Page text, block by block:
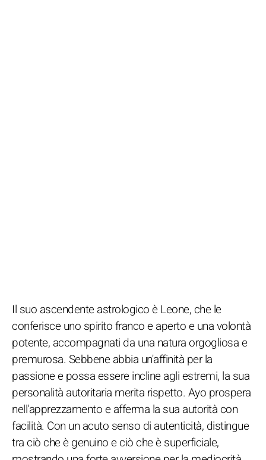
Il suo ascendente astrologico è Leone, che le
conferisce uno spirito franco e aperto e una volontà
potente, accompagnati da una natura orgogliosa e
premurosa. Sebbene abbia un'affinità per la
passione e possa essere incline agli estremi, la sua
personalità autoritaria merita rispetto. Ayo prospera
nell'apprezzamento e afferma la sua autorità con
facilità. Con un acuto senso di autenticità, distingue
tra ciò che è genuino e ciò che è superficiale,